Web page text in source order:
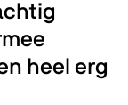
heel erg